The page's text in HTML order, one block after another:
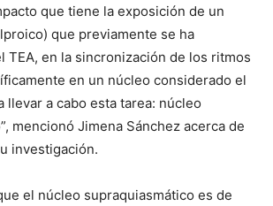
que tiene la exposición de un
que previamente se ha
TEA, en la sincronización de los ritmos
en un núcleo considerado el
llevar a cabo esta tarea: núcleo
mencionó Jimena Sánchez acerca de
investigación.
el núcleo supraquiasmático es de